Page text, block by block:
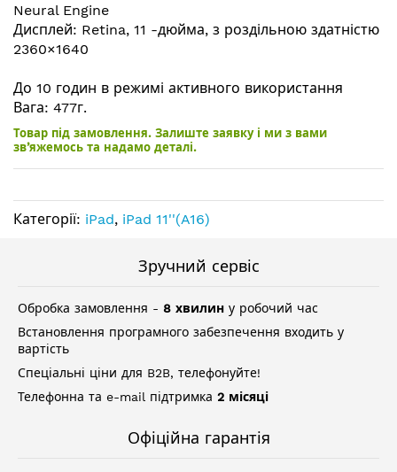
Neural Engine
Дисплей: Retina, 11 -дюйма, з роздільною здатністю
2360×1640
До 10 годин в режимі активного використання
Вага: 477г.
Товар під замовлення. Залиште заявку і ми з вами
зв’яжемось та надамо деталі.
Категорії: iPad, iPad 11''(A16)
Зручний сервіс
Обробка замовлення - 8 хвилин у робочий час
Встановлення програмного забезпечення входить у
вартість
Спеціальні ціни для B2B, телефонуйте!
Телефонна та e-mail підтримка 2 місяці
Офіційна гарантія